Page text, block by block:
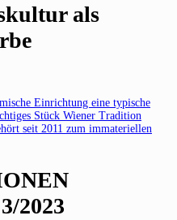
als
Einrichtung eine typische
Stück Wiener Tradition
seit 2011 zum immateriellen
2023